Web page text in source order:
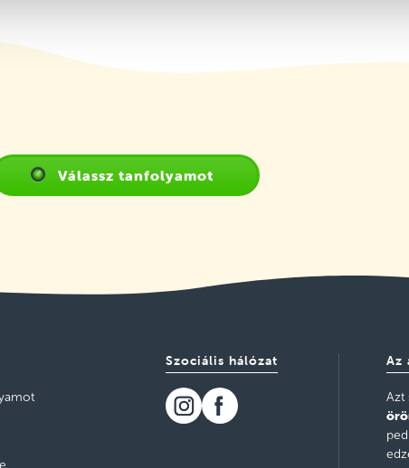
Válassz tanfolyamot
Szociális hálózat Az
Azt